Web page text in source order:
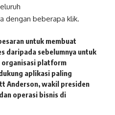
dengan beberapa klik.
untuk membuat
daripada sebelumnya untuk
organisasi platform
aplikasi paling
Anderson, wakil presiden
operasi bisnis di